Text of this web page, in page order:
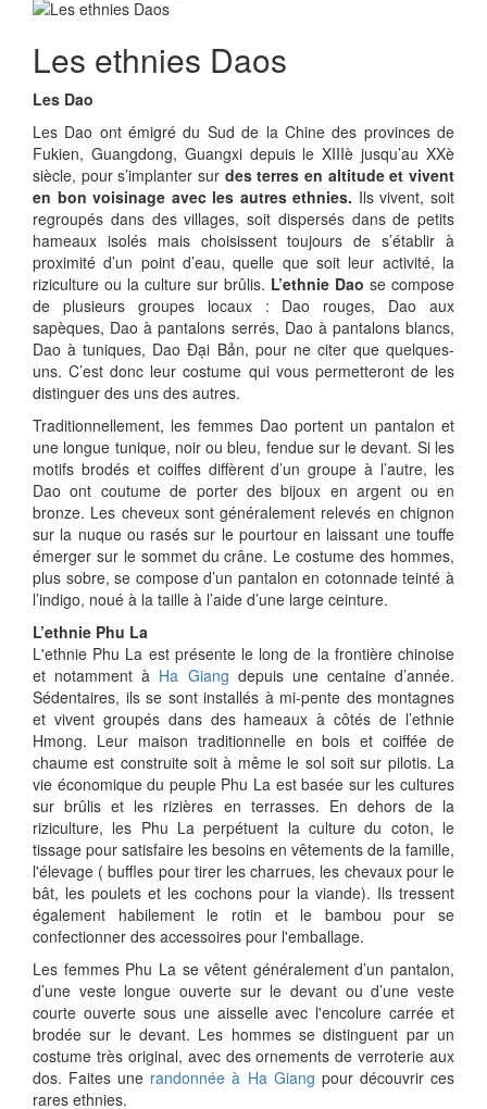
Les ethnies Daos
Les Dao
Les Dao ont émigré du Sud de la Chine des provinces de
Fukien, Guangdong, Guangxi depuis le XIIIè jusqu’au XXè
siècle, pour s’implanter sur des terres en altitude et vivent
en bon voisinage avec les autres ethnies. Ils vivent, soit
regroupés dans des villages, soit dispersés dans de petits
hameaux isolés mais choisissent toujours de s’établir à
proximité d’un point d’eau, quelle que soit leur activité, la
riziculture ou la culture sur brûlis. L’ethnie Dao se compose
de plusieurs groupes locaux : Dao rouges, Dao aux
sapèques, Dao à pantalons serrés, Dao à pantalons blancs,
Dao à tuniques, Dao Đại Bản, pour ne citer que quelques-
uns. C’est donc leur costume qui vous permetteront de les
distinguer des uns des autres.
Traditionnellement, les femmes Dao portent un pantalon et
une longue tunique, noir ou bleu, fendue sur le devant. Si les
motifs brodés et coiffes diffèrent d’un groupe à l’autre, les
Dao ont coutume de porter des bijoux en argent ou en
bronze. Les cheveux sont généralement relevés en chignon
sur la nuque ou rasés sur le pourtour en laissant une touffe
émerger sur le sommet du crâne. Le costume des hommes,
plus sobre, se compose d’un pantalon en cotonnade teinté à
l’indigo, noué à la taille à l’aide d’une large ceinture.
L’ethnie Phu La
L'ethnie Phu La est présente le long de la frontière chinoise
et notamment à Ha Giang depuis une centaine d’année.
Sédentaires, ils se sont installés à mi-pente des montagnes
et vivent groupés dans des hameaux à côtés de l’ethnie
Hmong. Leur maison traditionnelle en bois et coiffée de
chaume est construite soit à même le sol soit sur pilotis. La
vie économique du peuple Phu La est basée sur les cultures
sur brûlis et les rizières en terrasses. En dehors de la
riziculture, les Phu La perpétuent la culture du coton, le
tissage pour satisfaire les besoins en vêtements de la famille,
l'élevage ( buffles pour tirer les charrues, les chevaux pour le
bât, les poulets et les cochons pour la viande). Ils tressent
également habilement le rotin et le bambou pour se
confectionner des accessoires pour l'emballage.
Les femmes Phu La se vêtent généralement d’un pantalon,
d’une veste longue ouverte sur le devant ou d’une veste
courte ouverte sous une aisselle avec l'encolure carrée et
brodée sur le devant. Les hommes se distinguent par un
costume très original, avec des ornements de verroterie aux
dos. Faites une randonnée à Ha Giang pour découvrir ces
rares ethnies.